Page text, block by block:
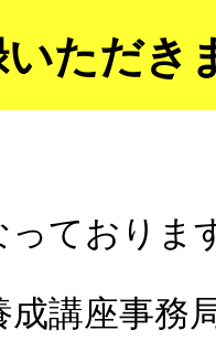
ただき
っておりま
講座事務